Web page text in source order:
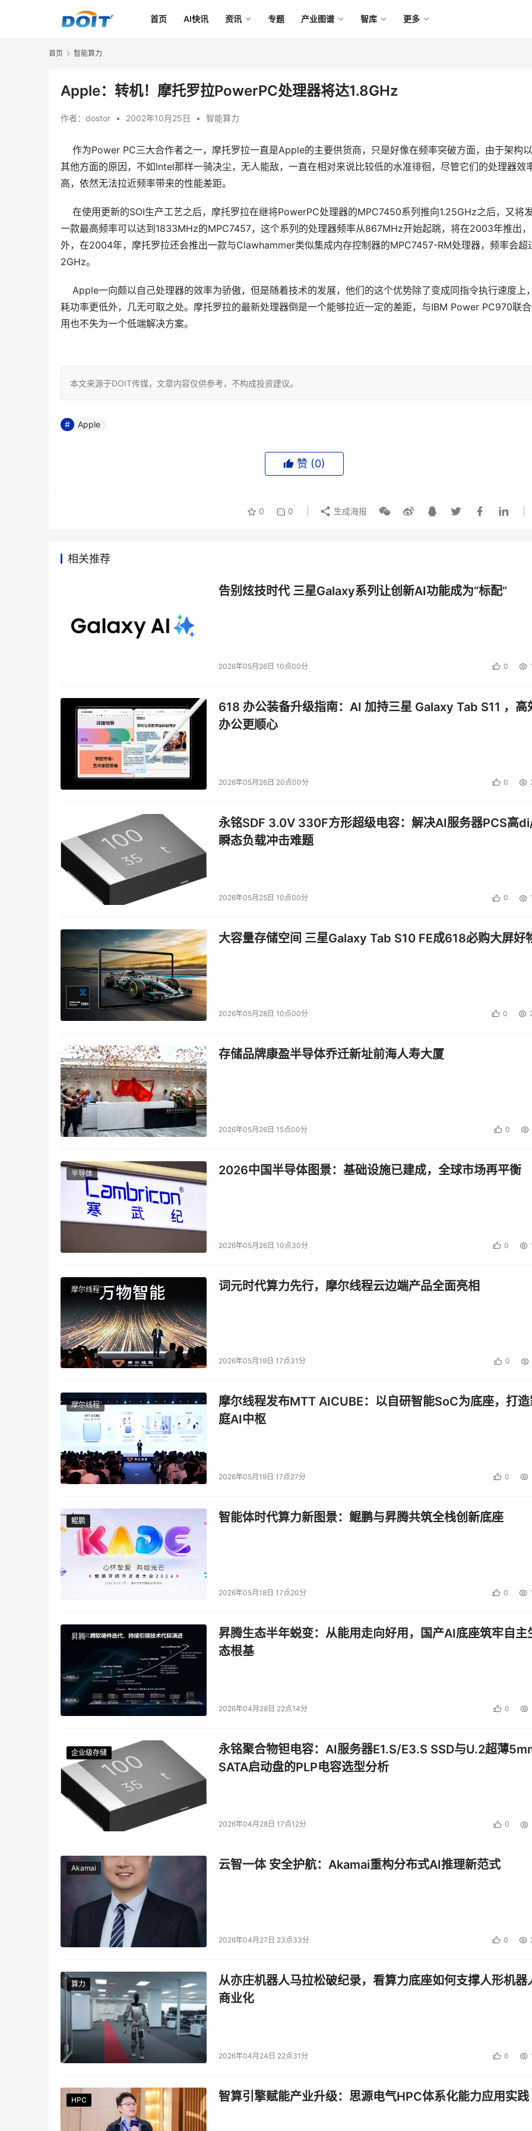
首页 AI快讯 资讯 专题 产业图谱 智库 更多
首页 智能算力
Apple：转机！摩托罗拉PowerPC处理器将达1.8GHz
作者： dostor • 2002年10月25日 • 智能算力
作为Power PC三大合作者之一，摩托罗拉一直是Apple的主要供货商，只是好像在频率突破方面，由于架构
其他方面的原因，不如Intel那样一骑决尘，无人能敌，一直在相对来说比较低的水准徘徊，尽管它们的处理器效
高，依然无法拉近频率带来的性能差距。
在使用更新的SOI生产工艺之后，摩托罗拉在继将PowerPC处理器的MPC7450系列推向1.25GHz之后，又将
一款最高频率可以达到1833MHz的MPC7457，这个系列的处理器频率从867MHz开始起跳，将在2003年推出
外，在2004年，摩托罗拉还会推出一款与Clawhammer类似集成内存控制器的MPC7457-RM处理器，频率会超
2GHz。
Apple一向颇以自己处理器的效率为骄傲，但是随着技术的发展，他们的这个优势除了变成同指令执行速度上
耗功率更低外，几无可取之处。摩托罗拉的最新处理器倒是一个能够拉近一定的差距，与IBM Power PC970联
用也不失为一个低端解决方案。
本文来源于DOIT传媒，文章内容仅供参考，不构成投资建议。
Apple
赞 (0)
0 0 生成海报
相关推荐
告别炫技时代 三星Galaxy系列让创新AI功能成为“标配”
2026年05月26日 10点00分 0
618 办公装备升级指南：AI 加持三星 Galaxy Tab S11 ，高
办公更顺心
2026年05月26日 20点00分 0
永铭SDF 3.0V 330F方形超级电容：解决AI服务器PCS高
瞬态负载冲击难题
2026年05月25日 10点00分 0
大容量存储空间 三星Galaxy Tab S10 FE成618必购大屏好
2026年05月28日 10点00分 0
存储品牌康盈半导体乔迁新址前海人寿大厦
2026年05月26日 15点00分 0
半导体 2026中国半导体图景：基础设施已建成，全球市场再平衡
2026年05月26日 10点30分 0
摩尔线程 词元时代算力先行，摩尔线程云边端产品全面亮相
2026年05月19日 17点31分 0
摩尔线程
摩尔线程发布MTT AICUBE：以自研智能SoC为底座，打
庭AI中枢
2026年05月19日 17点27分 0
鲲鹏
鲲鹏 智能体时代算力新图景：鲲鹏与昇腾共筑全栈创新底座
2026年05月18日 17点20分 0
昇腾
昇腾生态半年蜕变：从能用走向好用，国产AI底座筑牢自主
态根基
2026年04月28日 22点14分 0
企业级存储
企业级存储
企业级存储
企业级存储
永铭聚合物钽电容：AI服务器E1.S/E3.S SSD与U.2超薄
SATA启动盘的PLP电容选型分析
2026年04月28日 17点12分 0
Akamai 云智一体 安全护航：Akamai重构分布式AI推理新范式
2026年04月27日 23点33分 0
算力
算力
从亦庄机器人马拉松破纪录，看算力底座如何支撑人形机器
商业化
2026年04月24日 22点31分 0
HPC
HPC
HPC
HPC
HPC
HPC 智算引擎赋能产业升级：思源电气HPC体系化能力应用实践